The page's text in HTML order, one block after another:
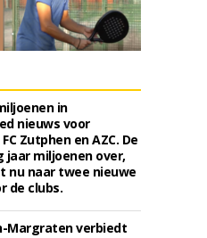
in
nieuws voor
Zutphen en AZC. De
miljoenen over,
nu naar twee nieuwe
de clubs.
Margraten verbiedt